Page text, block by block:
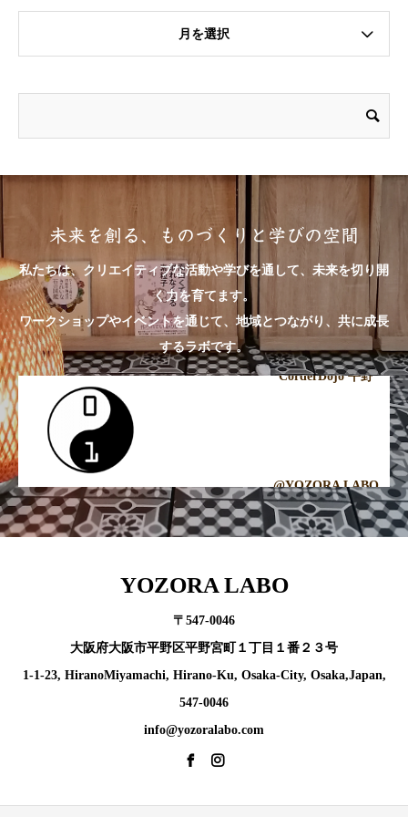
月を選択
未来を創る、ものづくりと学びの空間
私たちは、クリエイティブな活動や学びを通して、未来を切り開
く力を育てます。
ワークショップやイベントを通じて、地域とつながり、共に成長
するラボです。
CorderDojo 平野
@YOZORA LABO
YOZORA LABO
〒547-0046
大阪府大阪市平野区平野宮町１丁目１番２３号
1-1-23, HiranoMiyamachi, Hirano-Ku, Osaka-City, Osaka,Japan,
547-0046
info@yozoralabo.com